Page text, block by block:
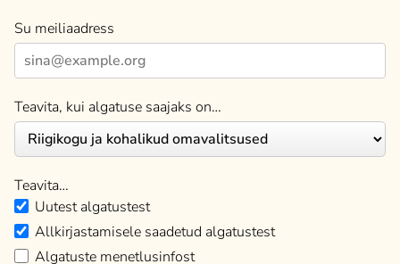
Su meiliaadress
Teavita, kui algatuse saajaks on…
Teavita…
Uutest algatustest
Allkirjastamisele saadetud algatustest
Algatuste menetlusinfost